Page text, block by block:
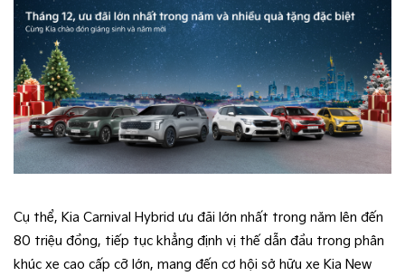
Cụ thể, Kia Carnival Hybrid ưu đãi lớn nhất trong năm lên đến
80 triệu đồng, tiếp tục khẳng định vị thế dẫn đầu trong phân
khúc xe cao cấp cỡ lớn, mang đến cơ hội sở hữu xe Kia New